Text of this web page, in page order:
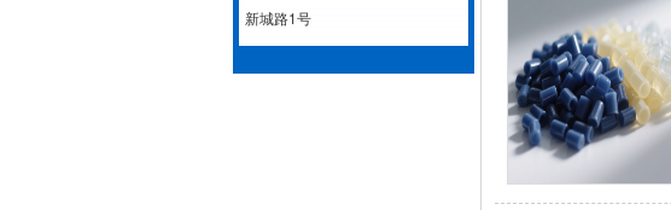
新城路1号